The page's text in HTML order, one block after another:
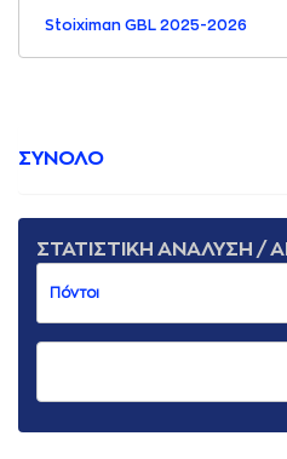
Stoiximan GBL 2025-2026
ΣΥΝΟΛΟ
ΣΤΑΤΙΣΤΙΚΗ ΑΝΑΛΥΣΗ /